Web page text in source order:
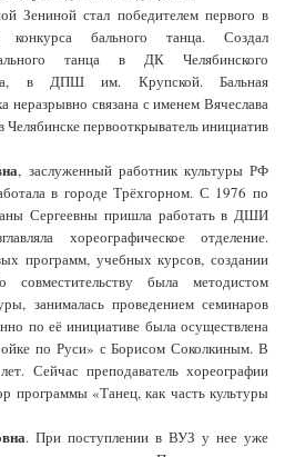
Зениной стал победителем первого в
конкурса бального танца. Создал
танца в ДК Челябинского
в ДПШ им. Крупской. Бальная
неразрывно связана с именем Вячеслава
первооткрыватель инициатив
, заслуженный работник культуры РФ
в городе Трёхгорном. С 1976 по
Сергеевны пришла работать в ДШИ
хореографическое отделение.
программ, учебных курсов, создании
была методистом
занималась проведением семинаров
по её инициативе была осуществлена
по Руси» с Борисом Соколкиным. В
Сейчас преподаватель хореографии
программы «Танец, как часть культуры
. При поступлении в ВУЗ у нее уже